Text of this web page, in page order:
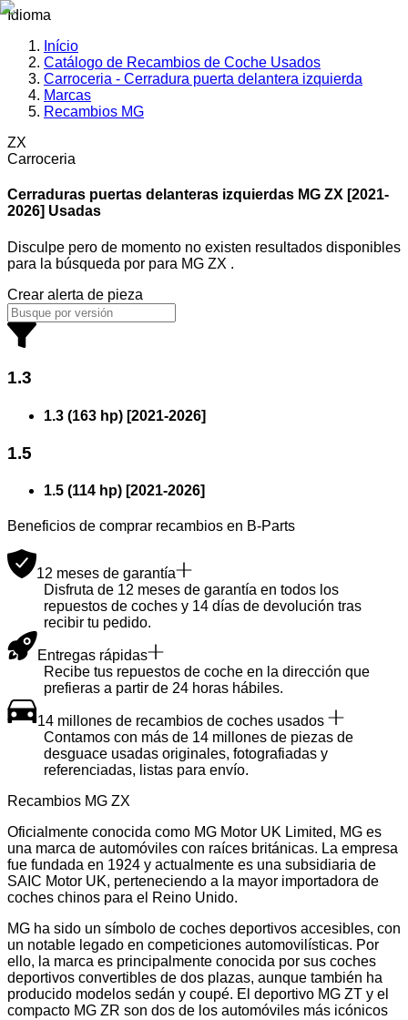
Idioma
Início
Catálogo de Recambios de Coche Usados
Carroceria - Cerradura puerta delantera izquierda
Marcas
Recambios MG
ZX
Carroceria
Cerraduras puertas delanteras izquierdas MG ZX [2021-
2026] Usadas
Disculpe pero de momento no existen resultados disponibles
para la búsqueda por para MG ZX .
Crear alerta de pieza
1.3
1.3 (163 hp) [2021-2026]
1.5
1.5 (114 hp) [2021-2026]
Beneficios de comprar recambios en B-Parts
12 meses de garantía
Disfruta de 12 meses de garantía en todos los
repuestos de coches y 14 días de devolución tras
recibir tu pedido.
Entregas rápidas
Recibe tus repuestos de coche en la dirección que
prefieras a partir de 24 horas hábiles.
14 millones de recambios de coches usados
Contamos con más de 14 millones de piezas de
desguace usadas originales, fotografiadas y
referenciadas, listas para envío.
Recambios MG ZX
Oficialmente conocida como MG Motor UK Limited, MG es
una marca de automóviles con raíces británicas. La empresa
fue fundada en 1924 y actualmente es una subsidiaria de
SAIC Motor UK, perteneciendo a la mayor importadora de
coches chinos para el Reino Unido.
MG ha sido un símbolo de coches deportivos accesibles, con
un notable legado en competiciones automovilísticas. Por
ello, la marca es principalmente conocida por sus coches
deportivos convertibles de dos plazas, aunque también ha
producido modelos sedán y coupé. El deportivo MG ZT y el
compacto MG ZR son dos de los automóviles más icónicos